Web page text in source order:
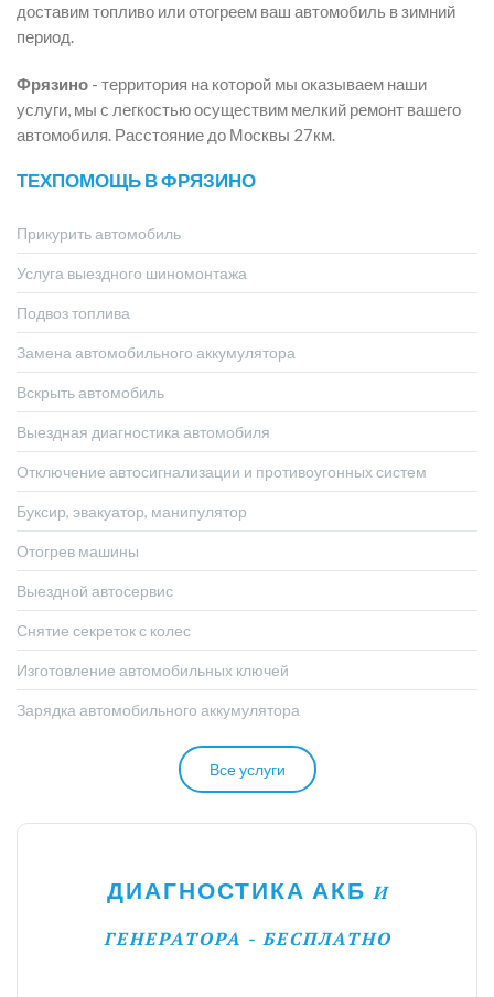
доставим топливо или отогреем ваш автомобиль в зимний
период.
Фрязино - территория на которой мы оказываем наши
услуги, мы с легкостью осуществим мелкий ремонт вашего
автомобиля. Расстояние до Москвы 27км.
ТЕХПОМОЩЬ В ФРЯЗИНО
Прикурить автомобиль
Услуга выездного шиномонтажа
Подвоз топлива
Замена автомобильного аккумулятора
Вскрыть автомобиль
Выездная диагностика автомобиля
Отключение автосигнализации и противоугонных систем
Буксир, эвакуатор, манипулятор
Отогрев машины
Выездной автосервис
Снятие секреток с колес
Изготовление автомобильных ключей
Зарядка автомобильного аккумулятора
Все услуги
ДИАГНОСТИКА АКБ И
ГЕНЕРАТОРА - БЕСПЛАТНО